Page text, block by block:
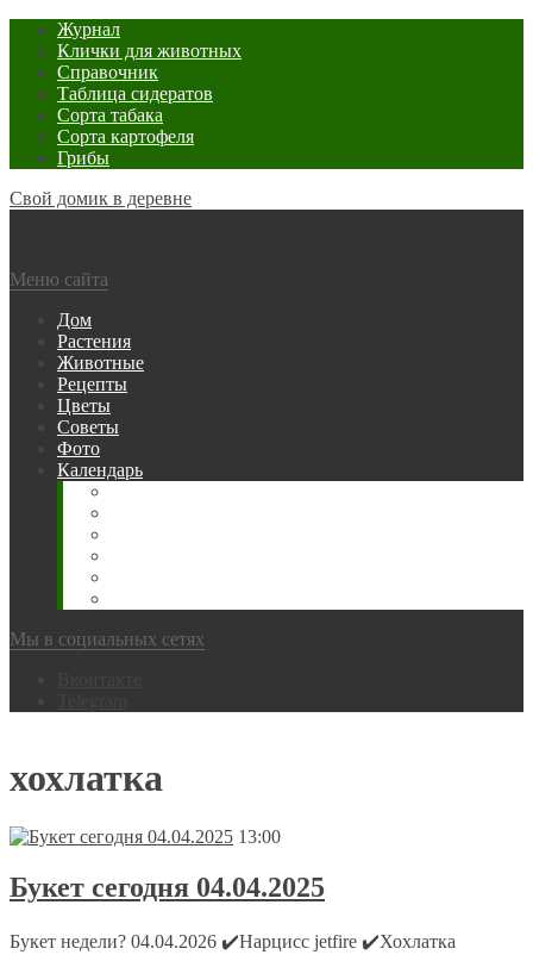
Журнал
Клички для животных
Справочник
Таблица сидератов
Сорта табака
Сорта картофеля
Грибы
Свой домик в деревне
Меню сайта
Дом
Растения
Животные
Рецепты
Цветы
Советы
Фото
Календарь
Мы в социальных сетях
хохлатка
13:00
Букет сегодня 04.04.2025
Букет недели? 04.04.2026 ✔️Нарцисс jetfire ✔️Хохлатка